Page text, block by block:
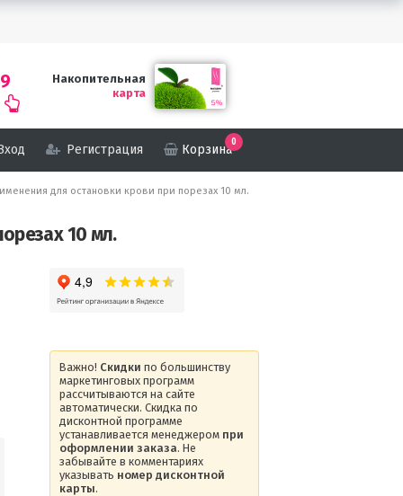
Накопительная
карта
Регистрация Корзина
0
для остановки крови при порезах 10 мл.
10 мл.
Важно! Скидки по большинству
маркетинговых программ
рассчитываются на сайте
автоматически. Скидка по
дисконтной программе
устанавливается менеджером при
оформлении заказа. Не
забывайте в комментариях
указывать номер дисконтной
карты.